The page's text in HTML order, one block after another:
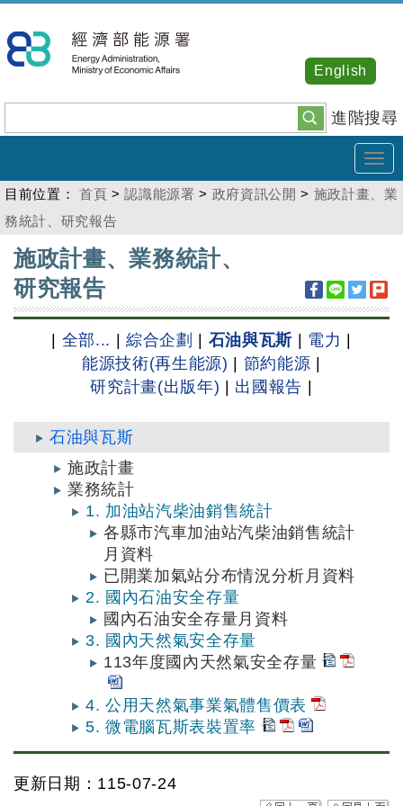
到
主
內
容
進階搜尋
English
目前位置： 首頁 >認識能源署 > 政府資訊公開 > 施政計畫、業
務統計、研究報告
:::
施政計畫、業務統計、
研究報告
全部... 綜合企劃 石油與瓦斯 電力
能源技術(再生能源)
節約能源
研究計畫(出版年)
出國報告
石油與瓦斯
施政計畫
業務統計
1. 加油站汽柴油銷售統計
各縣市汽車加油站汽柴油銷售統計
月資料
已開業加氣站分布情況分析月資料
2. 國內石油安全存量
國內石油安全存量月資料
3. 國內天然氣安全存量
113年度國內天然氣安全存量
4. 公用天然氣事業氣體售價表
5. 微電腦瓦斯表裝置率
更新日期：115-07-24